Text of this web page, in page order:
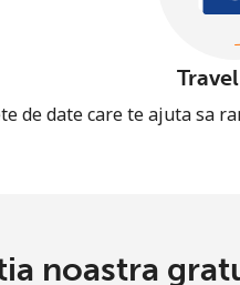
de date care te ajuta sa
noastra